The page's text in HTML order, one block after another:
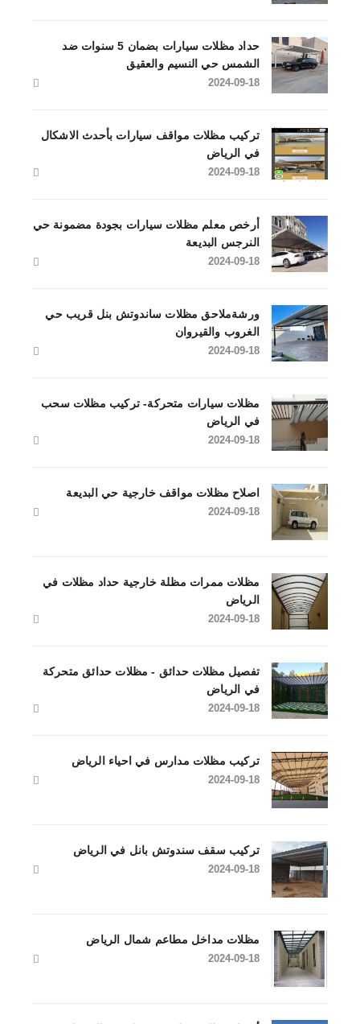
حداد مظلات سيارات بضمان 5 سنوات ضد
الشمس حي النسيم والعقيق
2024-09-18
تركيب مظلات مواقف سيارات بأحدث الاشكال
في الرياض
2024-09-18
أرخص معلم مظلات سيارات بجودة مضمونة حي
النرجس البديعة
2024-09-18
ورشةملاحق مظلات ساندوتش بنل قريب حي
الغروب والقيروان
2024-09-18
مظلات سيارات متحركة- تركيب مظلات سحب
في الرياض
2024-09-18
اصلاح مظلات مواقف خارجية حي البديعة
2024-09-18
مظلات ممرات مظلة خارجية حداد مظلات في
الرياض
2024-09-18
تفصيل مظلات حدائق - مظلات حدائق متحركة
في الرياض
2024-09-18
تركيب مظلات مدارس في احياء الرياض
2024-09-18
تركيب سقف سندوتش بانل في الرياض
2024-09-18
مظلات مداخل مطاعم شمال الرياض
2024-09-18